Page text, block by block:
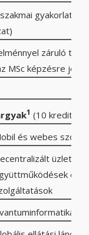
gyakorlat a
záruló
MSc képzésre
1 (10
és webes
üzleti
és